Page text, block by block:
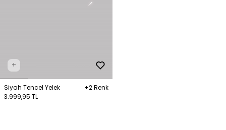
+
Siyah Tencel Yelek
+2 Renk
3.999,95 TL